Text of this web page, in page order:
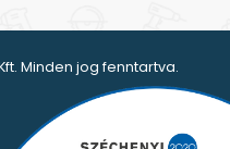
Minden jog fenntartva.